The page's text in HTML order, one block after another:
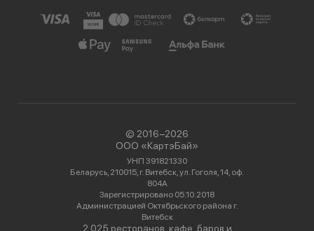
© 2016−2026
ООО «КартэБай»
УНП 391821330
Беларусь, 210015, г. Витебск, ул. Гоголя, 14, оф.
804А
Зарегистрировано 05.10.2018
Администрацией Октябрьского района г.
Витебск
2 025 ресторанов, кафе, баров и